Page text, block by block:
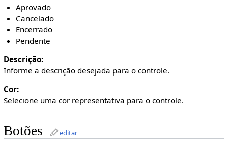
Aprovado
Cancelado
Encerrado
Pendente
Descrição:
Informe a descrição desejada para o controle.
Cor:
Selecione uma cor representativa para o controle.
Botões editar